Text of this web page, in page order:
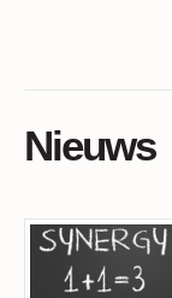
Nieuws